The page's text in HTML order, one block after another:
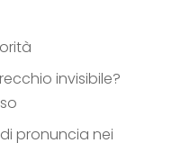
invisibile?
pronuncia nei